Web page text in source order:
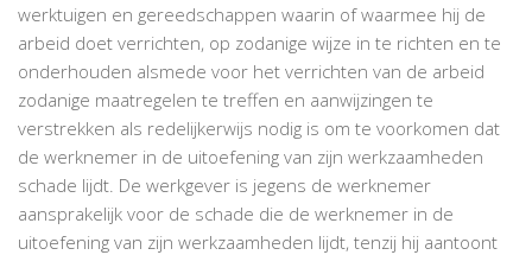
werktuigen en gereedschappen waarin of waarmee hij de
arbeid doet verrichten, op zodanige wijze in te richten en te
onderhouden alsmede voor het verrichten van de arbeid
zodanige maatregelen te treffen en aanwijzingen te
verstrekken als redelijkerwijs nodig is om te voorkomen dat
de werknemer in de uitoefening van zijn werkzaamheden
schade lijdt. De werkgever is jegens de werknemer
aansprakelijk voor de schade die de werknemer in de
uitoefening van zijn werkzaamheden lijdt, tenzij hij aantoont